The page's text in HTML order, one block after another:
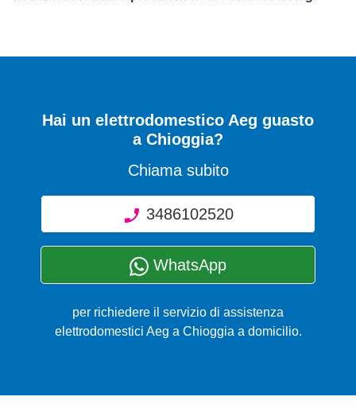
Hai un elettrodomestico Aeg guasto
a Chioggia?
Chiama subito
3486102520
WhatsApp
per richiedere il servizio di assistenza
elettrodomestici Aeg a Chioggia a domicilio.